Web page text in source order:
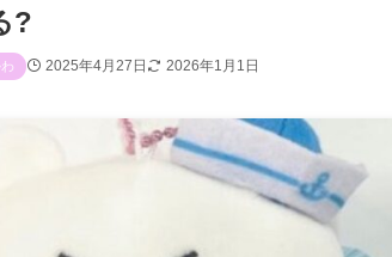
?
2025年4月27日 2026年1月1日